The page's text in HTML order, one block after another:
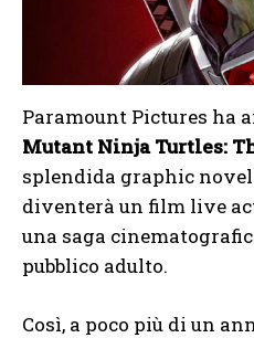
Paramount Pictures ha
Mutant Ninja Turtles:
splendida graphic
diventerà un film live
una saga
pubblico adulto.
Così, a poco più di un